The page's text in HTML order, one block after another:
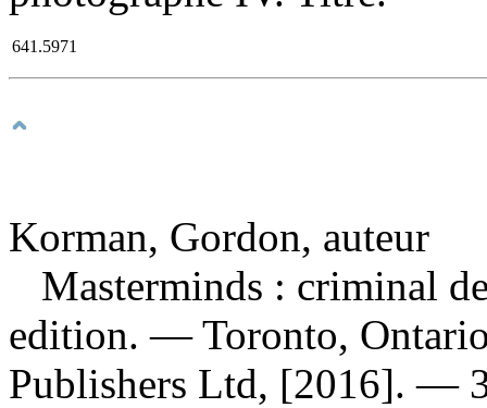
641.5971
Korman, Gordon, auteur
Masterminds : criminal
edition. — Toronto,
Publishers Ltd, [2016]. —